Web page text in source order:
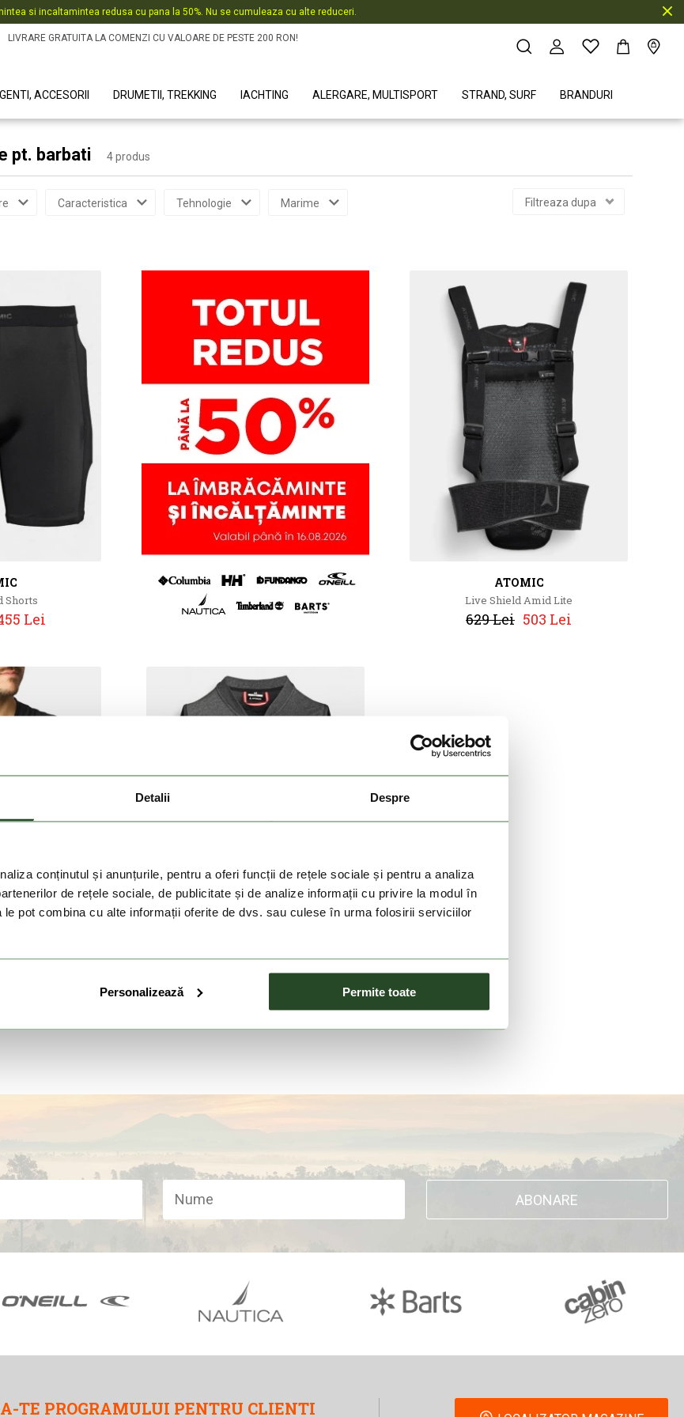
Detalii Despre
conținutul și anunțurile, pentru a oferi funcții de rețele sociale și pentru a analiza
de rețele sociale, de publicitate și de analize informații cu privire la modul în
pot combina cu alte informații oferite de dvs. sau culese în urma folosirii serviciilor
Personalizează Permite toate
si incaltamintea redusa cu pana la 50%. Nu se cumuleaza cu alte reduceri.
LIVRARE GRATUITA LA COMENZI CU VALOARE DE PESTE 200 RON!
GENTI, ACCESORII DRUMETII, TREKKING IACHTING ALERGARE, MULTISPORT STRAND, SURF BRANDURI
pt. barbati 4 produs
Caracteristica Tehnologie Marime Filtreaza dupa
Shorts
Lei
ATOMIC
Live Shield Amid Lite
629 Lei 503 Lei
ATOMIC
Live Shield Amid Vest M LV1
839 Lei
ABONARE
TE PROGRAMULUI PENTRU CLIENTI